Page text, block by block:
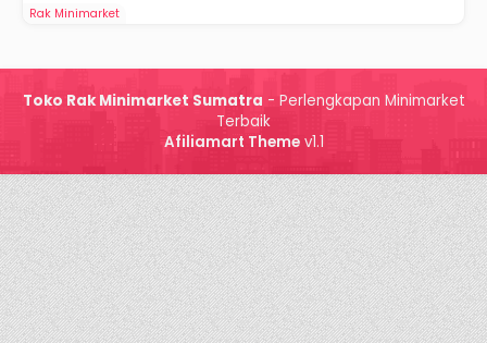
Rak Minimarket
Toko Rak Minimarket Sumatra - Perlengkapan Minimarket
Terbaik
Afiliamart Themev1.1